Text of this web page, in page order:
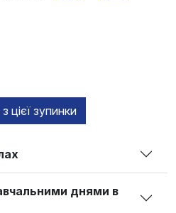
цієї зупинки
днями в